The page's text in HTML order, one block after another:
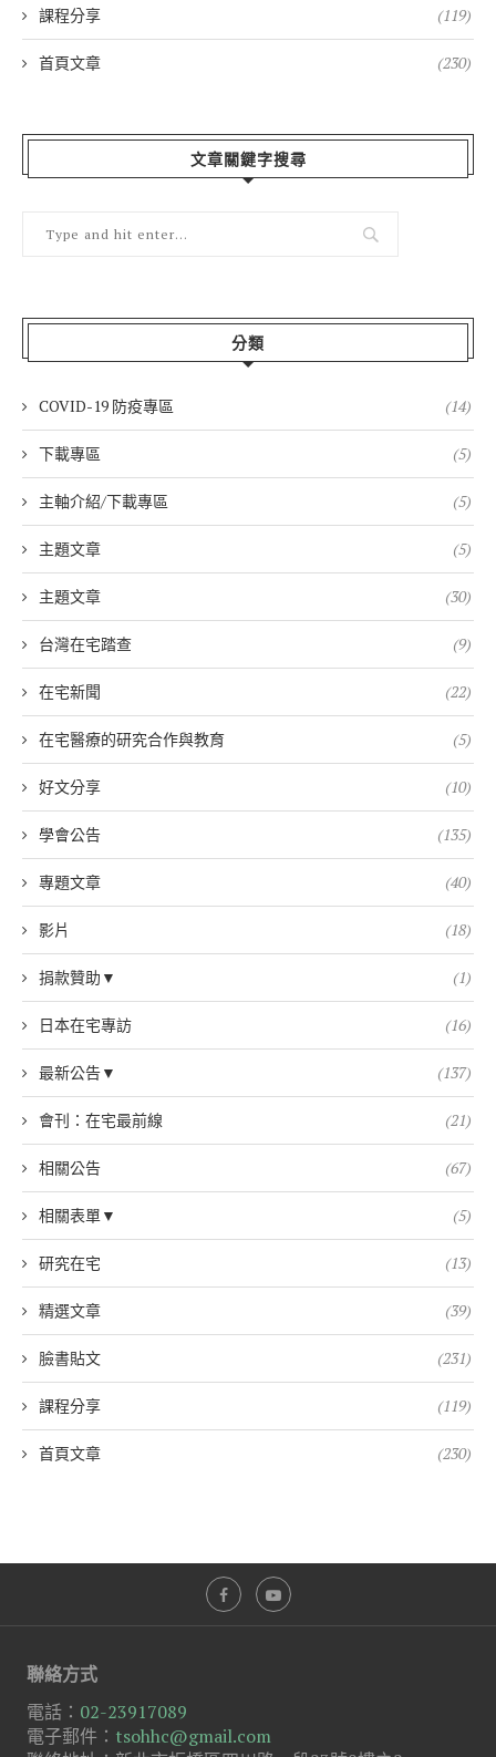
課程分享 (119)
首頁文章 (230)
文章關鍵字搜尋
分類
COVID-19 防疫專區 (14)
下載專區 (5)
主軸介紹/下載專區 (5)
主題文章 (5)
主題文章 (30)
台灣在宅踏查 (9)
在宅新聞 (22)
在宅醫療的研究合作與教育 (5)
好文分享 (10)
學會公告 (135)
專題文章 (40)
影片 (18)
捐款贊助▼ (1)
日本在宅專訪 (16)
最新公告▼ (137)
會刊：在宅最前線 (21)
相關公告 (67)
相關表單▼ (5)
研究在宅 (13)
精選文章 (39)
臉書貼文 (231)
課程分享 (119)
首頁文章 (230)
聯絡方式
電話： 02-23917089
電子郵件： tsohhc@gmail.com